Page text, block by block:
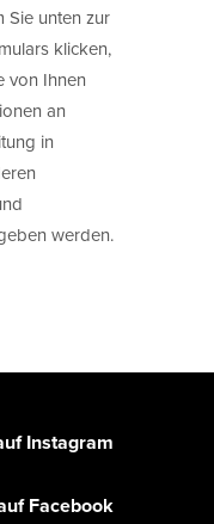
Sie unten zur
klicken,
von Ihnen
an
in
werden.
Instagram
Facebook